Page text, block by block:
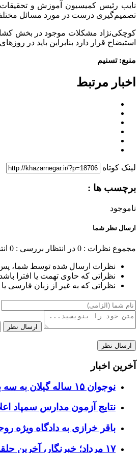
نایب رئیس کمیسیون آموزش و
تصمیم‌گیری درست در مورد مسائل
کوچکی‌نژاد مشکلات موجود در بخش
استیضاح قرار دارد بنابراین باید در
منبع: تسنیم
اخبار مرتبط
لینک کوتاه
برچسب ها :
ناموجود
ارسال نظر شما
مجموع نظرات : 0 در انتظار بررسی : 0
نظرات ارسال شده توسط شما، پس
نظراتی که حاوی تهمت یا افترا
نظراتی که به غیر از زبان فارسی
ارسال نظر
آخرین اخبار
نوجوان ۱۵ ساله گیلان به سه بیمار زندگی دوباره بخشید
نتایج آزمون مدارس سمپاد
باقر خرازی به دادگاه ویژه
۱۷ مرداد؛ خبرنگار، آخرین حلقه اعتماد عمومی